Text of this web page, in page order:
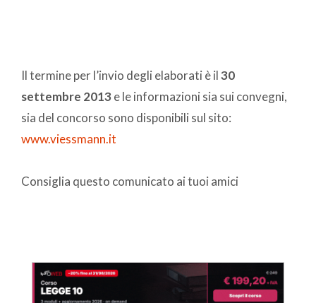
Il termine per l’invio degli elaborati è il30
settembre 2013 e le informazioni sia sui convegni,
sia del concorso sono disponibili sul sito:
www.viessmann.it
Consiglia questo comunicato ai tuoi amici